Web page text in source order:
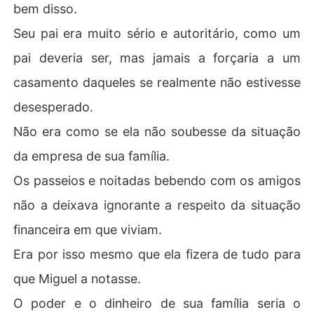
bem disso.
Seu pai era muito sério e autoritário, como um
pai deveria ser, mas jamais a forçaria a um
casamento daqueles se realmente não estivesse
desesperado.
Não era como se ela não soubesse da situação
da empresa de sua família.
Os passeios e noitadas bebendo com os amigos
não a deixava ignorante a respeito da situação
financeira em que viviam.
Era por isso mesmo que ela fizera de tudo para
que Miguel a notasse.
O poder e o dinheiro de sua família seria o